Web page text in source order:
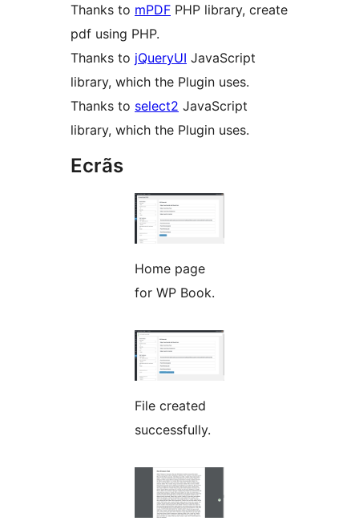
Thanks to mPDF PHP library, create
pdf using PHP.
Thanks to jQueryUI JavaScript
library, which the Plugin uses.
Thanks to select2 JavaScript
library, which the Plugin uses.
Ecrãs
Home page
for WP Book.
File created
successfully.